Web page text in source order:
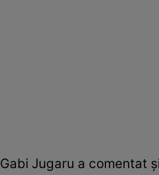
Gabi Jugaru a comentat